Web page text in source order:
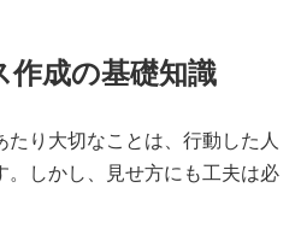
作成の基礎知識
たり大切なことは、行動した人
。しかし、見せ方にも工夫は必